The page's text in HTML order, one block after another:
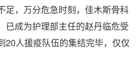
足，万分危急时刻，佳木斯骨科
已成为护理部主任的赵丹临危受
20人援疫队伍的集结完毕，仅仅